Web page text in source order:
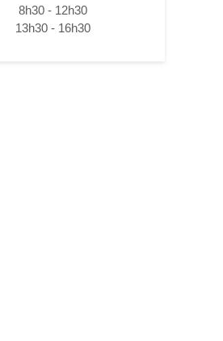
8h30 - 12h30
13h30 - 16h30